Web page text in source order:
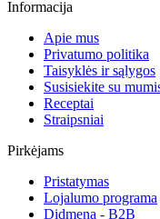
Informacija
Apie mus
Privatumo politika
Taisyklės ir sąlygos
Susisiekite su
Receptai
Straipsniai
Pirkėjams
Pristatymas
Lojalumo programa
Didmena - B2B